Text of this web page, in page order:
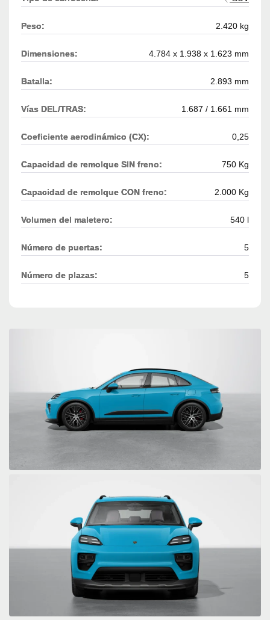
Peso: 2.420 kg
Dimensiones: 4.784 x 1.938 x 1.623 mm
Batalla: 2.893 mm
Vías DEL/TRAS: 1.687 / 1.661 mm
Coeficiente aerodinámico (CX): 0,25
Capacidad de remolque SIN freno: 750 Kg
Capacidad de remolque CON freno: 2.000 Kg
Volumen del maletero: 540 l
Número de puertas: 5
Número de plazas: 5